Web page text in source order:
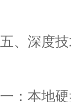
五、深度
一：本地硬